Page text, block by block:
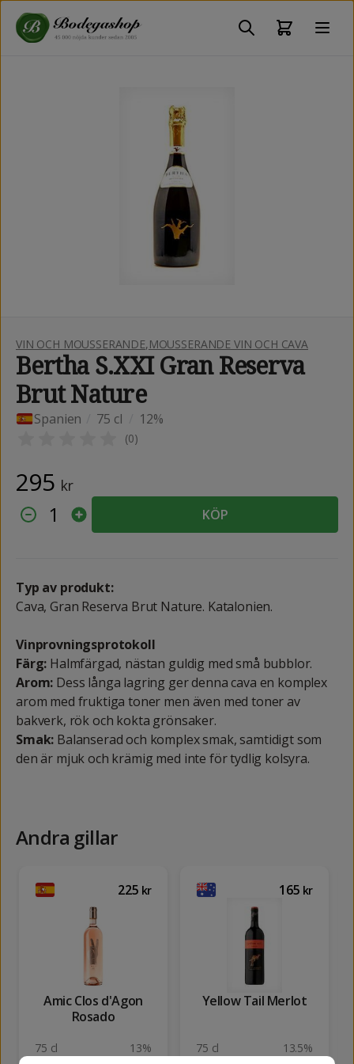
VIN OCH MOUSSERANDE,MOUSSERANDE VIN OCH CAVA
Bertha S.XXI Gran Reserva
Brut Nature
Spanien 75 cl 12%
(0)
295 kr
1 KÖP
Typ av produkt:
Cava, Gran Reserva Brut Nature. Katalonien.
Vinprovningsprotokoll
Färg: Halmfärgad, nästan guldig med små bubblor.
Arom: Dess långa lagring ger denna cava en komplex
arom med fruktiga toner men även med toner av
bakverk, rök och kokta grönsaker.
Smak: Balanserad och komplex smak, samtidigt som
den är mjuk och krämig med inte för tydlig kolsyra.
Andra gillar
225 kr
Amic Clos d'Agon
Rosado
75 cl 13%
165 kr
Yellow Tail Merlot
75 cl 13.5%